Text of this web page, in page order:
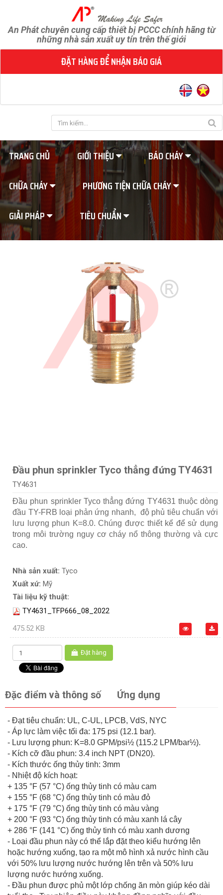
An Phát chuyên cung cấp thiết bị PCCC chính hãng từ
những nhà sản xuất uy tín trên thế giới
ĐẶT HÀNG ĐỂ NHẬN BÁO GIÁ
TRANG CHỦ GIỚI THIỆU
BÁO CHÁY
CHỮA CHÁY
PHƯƠNG TIỆN CHỮA CHÁY
GIẢI PHÁP
TIÊU CHUẨN
Đầu phun sprinkler Tyco thẳng đứng TY4631
TY4631
Đầu phun sprinkler Tyco thẳng đứng TY4631 thuộc dòng
đầu TY-FRB loại phản ứng nhanh, độ phủ tiêu chuẩn với
lưu lượng phun K=8.0. Chúng được thiết kể để sử dụng
trong môi trường nguy cơ cháy nổ thông thường và cực
cao.
Nhà sản xuất: Tyco
Xuất xứ: Mỹ
Tài liệu kỹ thuật:
TY4631_TFP666_08_2022
475.52 KB
Đặt hàng
Đặc điểm và thông số Ứng dụng
- Đạt tiêu chuẩn: UL, C-UL, LPCB, VdS, NYC
- Áp lực làm việc tối đa: 175 psi (12.1 bar).
- Lưu lượng phun: K=8.0 GPM/psi½ (115.2 LPM/bar½).
- Kích cỡ đầu phun: 3.4 inch NPT (DN20).
- Kích thước ống thủy tinh: 3mm
- Nhiệt độ kích hoạt:
+ 135 °F (57 °C) ống thủy tinh có màu cam
+ 155 °F (68 °C) ống thủy tinh có màu đỏ
+ 175 °F (79 °C) ống thủy tinh có màu vàng
+ 200 °F (93 °C) ống thủy tinh có màu xanh lá cây
+ 286 °F (141 °C) ống thủy tinh có màu xanh dương
- Loại đầu phun này có thể lắp đặt theo kiểu hướng lên
hoặc hướng xuống, tạo ra một mô hình xả nước hình cầu
với 50% lưu lượng nước hướng lên trên và 50% lưu
lượng nước hướng xuống.
- Đầu phun được phủ một lớp chống ăn mòn giúp kéo dài